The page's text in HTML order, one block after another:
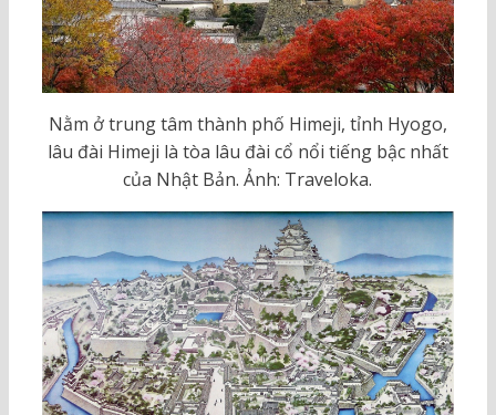
Nằm ở trung tâm thành phố Himeji, tỉnh Hyogo,
lâu đài Himeji là tòa lâu đài cổ nổi tiếng bậc nhất
của Nhật Bản. Ảnh: Traveloka.